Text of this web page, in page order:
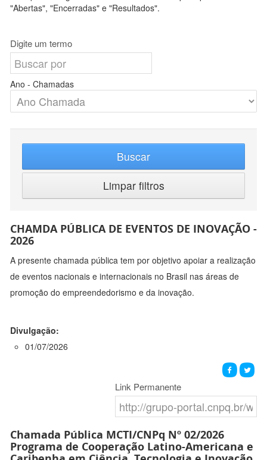
"Abertas", "Encerradas" e "Resultados".
Digite um termo
Ano - Chamadas
Buscar
Limpar filtros
CHAMDA PÚBLICA DE EVENTOS DE INOVAÇÃO -
2026
A presente chamada pública tem por objetivo apoiar a realização
de eventos nacionais e internacionais no Brasil nas áreas de
promoção do empreendedorismo e da inovação.
Divulgação:
01/07/2026
Link Permanente
Chamada Pública MCTI/CNPq Nº 02/2026
Programa de Cooperação Latino-Americana e